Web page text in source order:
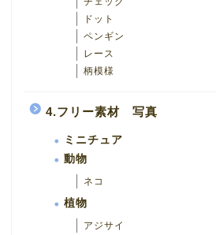
ドット
ペンギン
レース
柄模様
4.フリー素材 写真
ミニチュア
動物
ネコ
植物
アジサイ